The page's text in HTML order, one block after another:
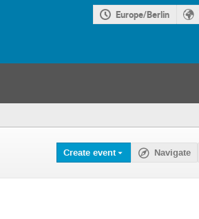
Europe/Berlin
Create event Navigate